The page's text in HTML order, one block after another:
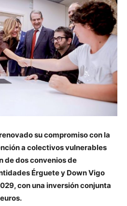
su compromiso con la
a colectivos vulnerables
de dos convenios de
Érguete y Down Vigo
con una inversión conjunta